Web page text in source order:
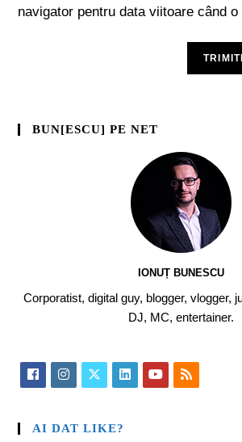
navigator pentru data viitoare când
BUN[ESCU] PE NET
IONUȚ BUNESCU
Corporatist, digital guy, blogger, vlogger,
DJ, MC, entertainer.
AI DAT LIKE?